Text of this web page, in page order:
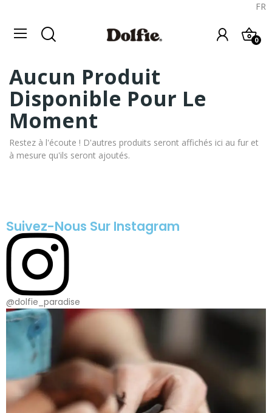
FR
0
Aucun Produit
Disponible Pour Le
Moment
Restez à l'écoute ! D'autres produits seront affichés ici au fur et
à mesure qu'ils seront ajoutés.
Suivez-Nous Sur Instagram
@dolfie_paradise